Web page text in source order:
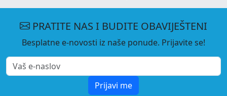
PRATITE NAS I BUDITE OBAVIJEŠTENI
Besplatne e-novosti iz naše ponude. Prijavite se!
Prijavi me